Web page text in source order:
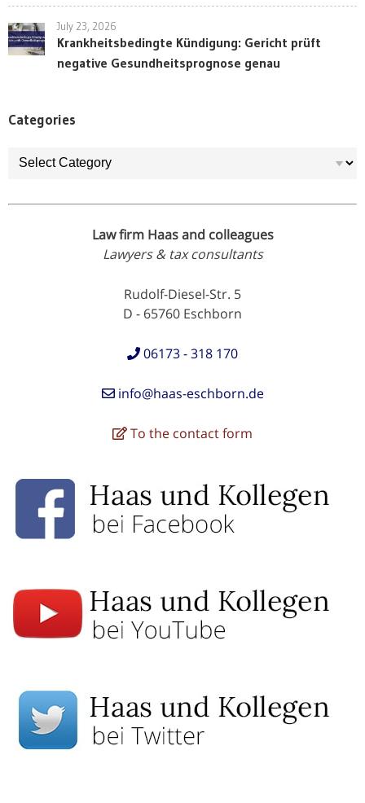
July 23, 2026
Krankheitsbedingte Kündigung: Gericht prüft
negative Gesundheitsprognose genau
Categories
Categories
Law firm Haas and colleagues
Lawyers & tax consultants
Rudolf-Diesel-Str. 5
D - 65760 Eschborn
06173 - 318 170
info@haas-eschborn.de
To the contact form